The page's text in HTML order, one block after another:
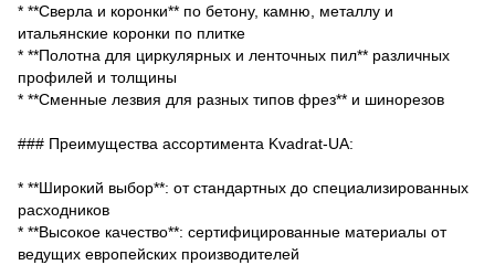
* **Сверла и коронки** по бетону, камню, металлу и
итальянские коронки по плитке
* **Полотна для циркулярных и ленточных пил** различных
профилей и толщины
* **Сменные лезвия для разных типов фрез** и шинорезов
### Преимущества ассортимента Kvadrat-UA:
* **Широкий выбор**: от стандартных до специализированных
расходников
* **Высокое качество**: сертифицированные материалы от
ведущих европейских производителей